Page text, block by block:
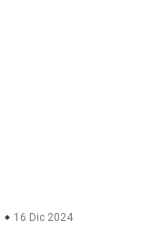
16 Dic 2024